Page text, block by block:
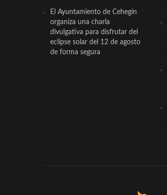
El Ayuntamiento de Cehegín
organiza una charla
divulgativa para disfrutar del
eclipse solar del 12 de agosto
de forma segura